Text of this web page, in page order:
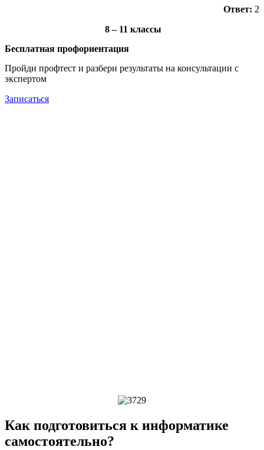
Ответ: 2
8 – 11 классы
Бесплатная профориентация
Пройди профтест и разбери результаты на консультации с
экспертом
Записаться
Как подготовиться к информатике
самостоятельно?